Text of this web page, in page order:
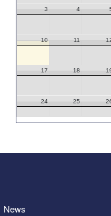
3 4
10 11
17 18
24 25
News